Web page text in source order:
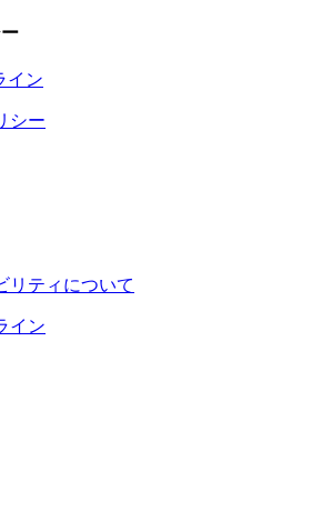
イン
シー
リティについて
イン